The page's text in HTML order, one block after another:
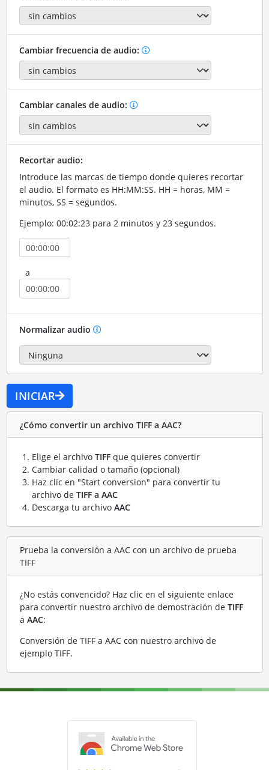
Cambiar frecuencia de audio:
Cambiar canales de audio:
Recortar audio:
Introduce las marcas de tiempo donde quieres recortar
el audio. El formato es HH:MM:SS. HH = horas, MM =
minutos, SS = segundos.
Ejemplo: 00:02:23 para 2 minutos y 23 segundos.
a
Normalizar audio
INICIAR
¿Cómo convertir un archivo TIFF a AAC?
Elige el archivo TIFFque quieres convertir
Cambiar calidad o tamaño (opcional)
Haz clic en "Start conversion" para convertir tu
archivo de TIFF a AAC
Descarga tu archivo AAC
Prueba la conversión a AAC con un archivo de prueba
TIFF
¿No estás convencido? Haz clic en el siguiente enlace
para convertir nuestro archivo de demostración de TIFF
a AAC:
Conversión de TIFF a AAC con nuestro archivo de
ejemplo TIFF.